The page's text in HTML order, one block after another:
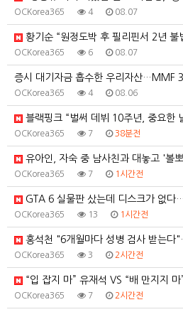
OCKorea365 4 08.07
황기순 “원정도박 후 필리핀서 2년
OCKorea365 6 08.07
증시 대기자금 흡수한 우리자산…MMF
OCKorea365 4 08.06
블랙핑크 “벌써 데뷔 10주년, 중요한
OCKorea365 7 38분전
유아인, 자숙 중 남사친과 대놓고 '볼
OCKorea365 7 1시간전
GTA 6 실물판 샀는데 디스크가 없다
OCKorea365 13 1시간전
홍석천 "6개월마다 성병 검사 받는
OCKorea365 3 2시간전
“입 잡지 마” 유재석 VS “배 만지지
OCKorea365 7 2시간전